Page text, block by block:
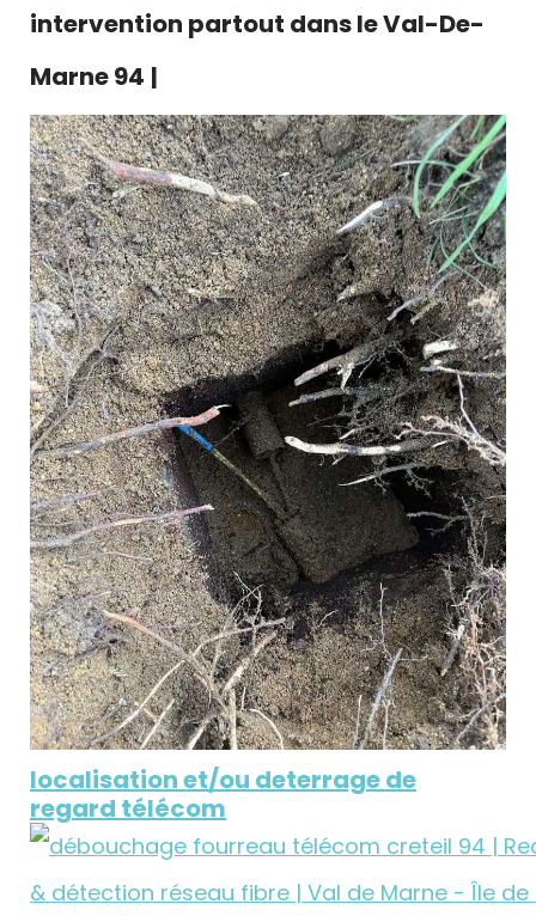
intervention partout dans le Val-De-
Marne 94 |
localisation et/ou deterrage de
regard télécom